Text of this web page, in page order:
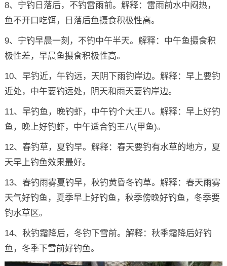
8、宁钓日落后，不钓雷雨前。解释：雷雨前水中闷热，
鱼不开口吃饵，日落后鱼摄食积极性高。
9、宁钓早晨一刻，不钓中午半天。解释：中午鱼摄食积
极性差，早晨鱼摄食积极性高。
10、早钓近，午钓远，天阴下雨钓岸边。解释：早上要钓
近处，中午要钓远处，阴天和雨天要钓岸边。
11、早钓鱼，晚钓虾，中午钓个大王八。解释：早上好钓
鱼，晚上好钓虾，中午适合钓王八(甲鱼)。
12、春钓草，夏钓早。解释：春天要钓有水草的地方，夏
天早上钓鱼效果最好。
13、春钓雨雾夏钓早，秋钓黄昏冬钓草。解释：春天雨雾
天气好钓鱼，夏季早上好钓鱼，秋季傍晚好钓鱼，冬季要
钓水草区。
14、秋钓霜降后，冬钓下雪前。解释：秋季霜降后好钓
鱼，冬季下雪前好钓鱼。